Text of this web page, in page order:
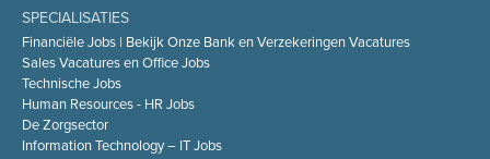
SPECIALISATIES
Financiële Jobs | Bekijk Onze Bank en Verzekeringen Vacatures
Sales Vacatures en Office Jobs
Technische Jobs
Human Resources - HR Jobs
De Zorgsector
Information Technology – IT Jobs